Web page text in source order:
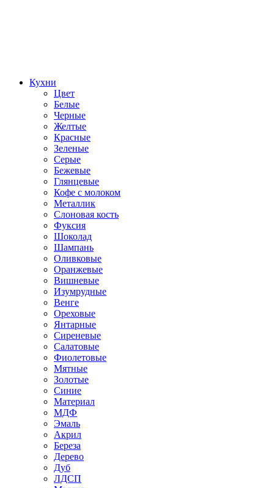
Кухни
Цвет
Белые
Черные
Желтые
Красные
Зеленые
Серые
Бежевые
Глянцевые
Кофе с молоком
Металлик
Слоновая кость
Фуксия
Шоколад
Шампань
Оливковые
Оранжевые
Вишневые
Изумрудные
Венге
Ореховые
Янтарные
Сиреневые
Салатовые
Фиолетовые
Мятные
Золотые
Синие
Материал
МДФ
Эмаль
Акрил
Береза
Дерево
Дуб
ЛДСП